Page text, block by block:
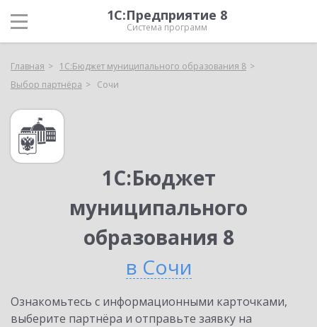
1С:Предприятие 8
Система программ
Главная
1С:Бюджет муниципального образования 8
Выбор партнёра
Сочи
1С:Бюджет
муниципального
образования 8
в Сочи
Ознакомьтесь с информационными карточками,
выберите партнёра и отправьте заявку на